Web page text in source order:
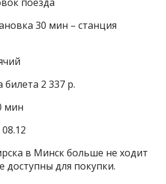
30 мин – станция
2 337 р.
мин
в Минск больше не ходит
доступны для покупки.